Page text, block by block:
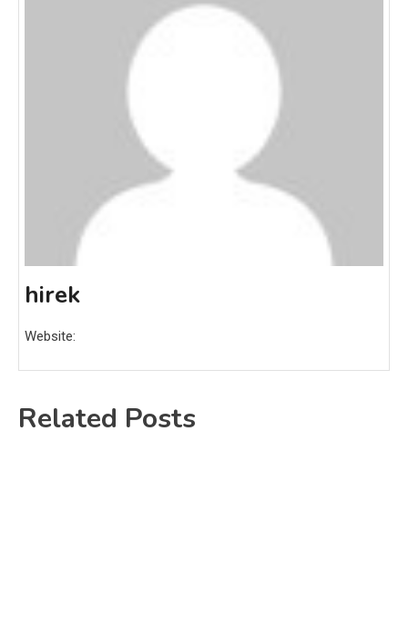
hirek
Website:
Related Posts